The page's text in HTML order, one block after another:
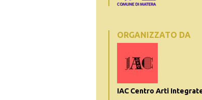
ORGANIZZATO DA
IAC Centro Arti